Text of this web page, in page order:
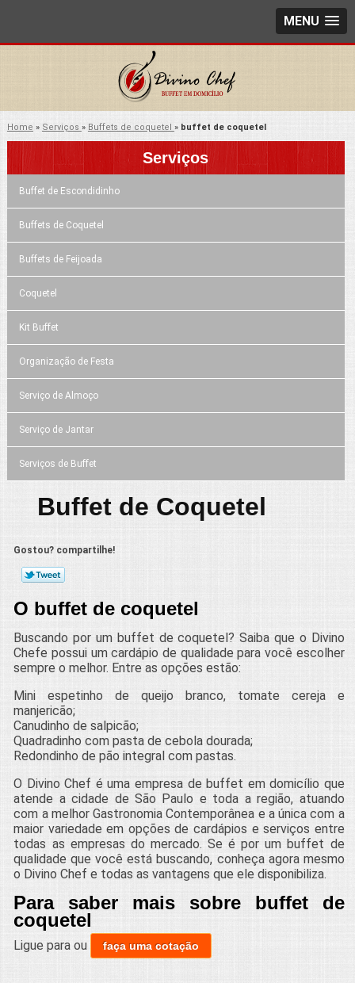
MENU
Home » Serviços » Buffets de coquetel » buffet de coquetel
Serviços
Buffet de Escondidinho
Buffets de Coquetel
Buffets de Feijoada
Coquetel
Kit Buffet
Organização de Festa
Serviço de Almoço
Serviço de Jantar
Serviços de Buffet
Buffet de Coquetel
Gostou? compartilhe!
O buffet de coquetel
Buscando por um buffet de coquetel? Saiba que o Divino
Chefe possui um cardápio de qualidade para você escolher
sempre o melhor. Entre as opções estão:
Mini espetinho de queijo branco, tomate cereja e
manjericão;
Canudinho de salpicão;
Quadradinho com pasta de cebola dourada;
Redondinho de pão integral com pastas.
O Divino Chef é uma empresa de buffet em domicílio que
atende a cidade de São Paulo e toda a região, atuando
com a melhor Gastronomia Contemporânea e a única com a
maior variedade em opções de cardápios e serviços entre
todas as empresas do mercado. Se é por um buffet de
qualidade que você está buscando, conheça agora mesmo
o Divino Chef e todas as vantagens que ele disponibiliza.
Para saber mais sobre buffet de
coquetel
Ligue paraou faça uma cotação